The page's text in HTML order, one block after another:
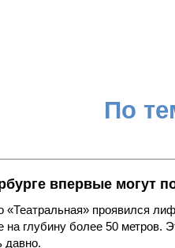
По
впервые могут
«Театральная» проявился
глубину более 50 метров.
давно.